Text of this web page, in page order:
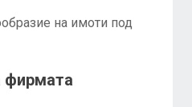
на имоти под
фирмата